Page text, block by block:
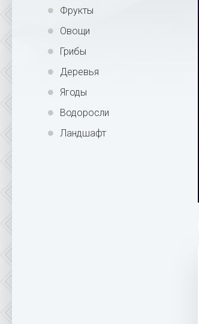
Фрукты
Овощи
Грибы
Деревья
Ягоды
Водоросли
Ландшафт